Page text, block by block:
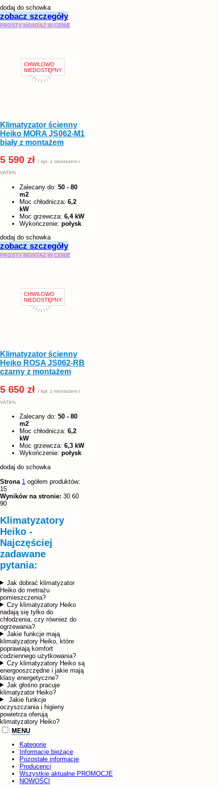
dodaj do schowka
zobacz szczegóły
PROSTY MONTAŻ W CENIE
Klimatyzator ścienny
Heiko MORA JS062-M1
biały z montażem
5 590 zł / kpl. z montażem i
VAT8%
Zalecany do: 50 - 80
m2
Moc chłodnicza: 6,2
kW
Moc grzewcza: 6,4 kW
Wykończenie: połysk
dodaj do schowka
zobacz szczegóły
PROSTY MONTAŻ W CENIE
Klimatyzator ścienny
Heiko ROSA JS062-RB
czarny z montażem
5 650 zł / kpl. z montażem i
VAT8%
Zalecany do: 50 - 80
m2
Moc chłodnicza: 6,2
kW
Moc grzewcza: 6,3 kW
Wykończenie: połysk
dodaj do schowka
Strona 1 ogółem produktów:
15
Wyników na stronie: 30 60
90
Klimatyzatory
Heiko -
Najczęściej
zadawane
pytania:
Jak dobrać klimatyzator
Heiko do metrażu
pomieszczenia?
Czy klimatyzatory Heiko
nadają się tylko do
chłodzenia, czy również do
ogrzewania?
Jakie funkcje mają
klimatyzatory Heiko, które
poprawiają komfort
codziennego użytkowania?
Czy klimatyzatory Heiko są
energooszczędne i jakie mają
klasy energetyczne?
Jak głośno pracuje
klimatyzator Heiko?
Jakie funkcje
oczyszczania i higieny
powietrza oferują
klimatyzatory Heiko?
MENU
Kategorie
Informacje bieżące
Pozostałe informacje
Producenci
Wszystkie aktualne PROMOCJE
NOWOŚCI